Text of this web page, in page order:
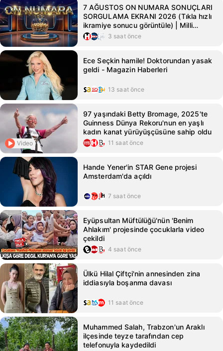
7 AĞUSTOS ON NUMARA SONUÇLARI
SORGULAMA EKRANI 2026 (Tıkla hızlı
ikramiye sonucu görüntüle) | Milli
Piyango Online ile On Numara çekiliş
sonuçları açıklandı... İşte On Numara'da
3 saat önce
Ece Seçkin hamile! Doktorundan yasak
geldi - Magazin Haberleri
13 saat önce
Video
97 yaşındaki Betty Bromage, 2025'te
Guinness Dünya Rekoru'nun en yaşlı
kadın kanat yürüyüşçüsüne sahip oldu
11 saat önce
Hande Yener'in STAR Gene projesi
Amsterdam'da açıldı
7 saat önce
Eyüpsultan Müftülüğü'nün 'Benim
Ahlakım' projesinde çocuklarla video
çekildi
4 saat önce
Ülkü Hilal Çiftçi'nin annesinden zina
iddiasıyla boşanma davası
11 saat önce
Muhammed Salah, Trabzon'un Araklı
ilçesinde teyze tarafından cep
telefonuyla kaydedildi